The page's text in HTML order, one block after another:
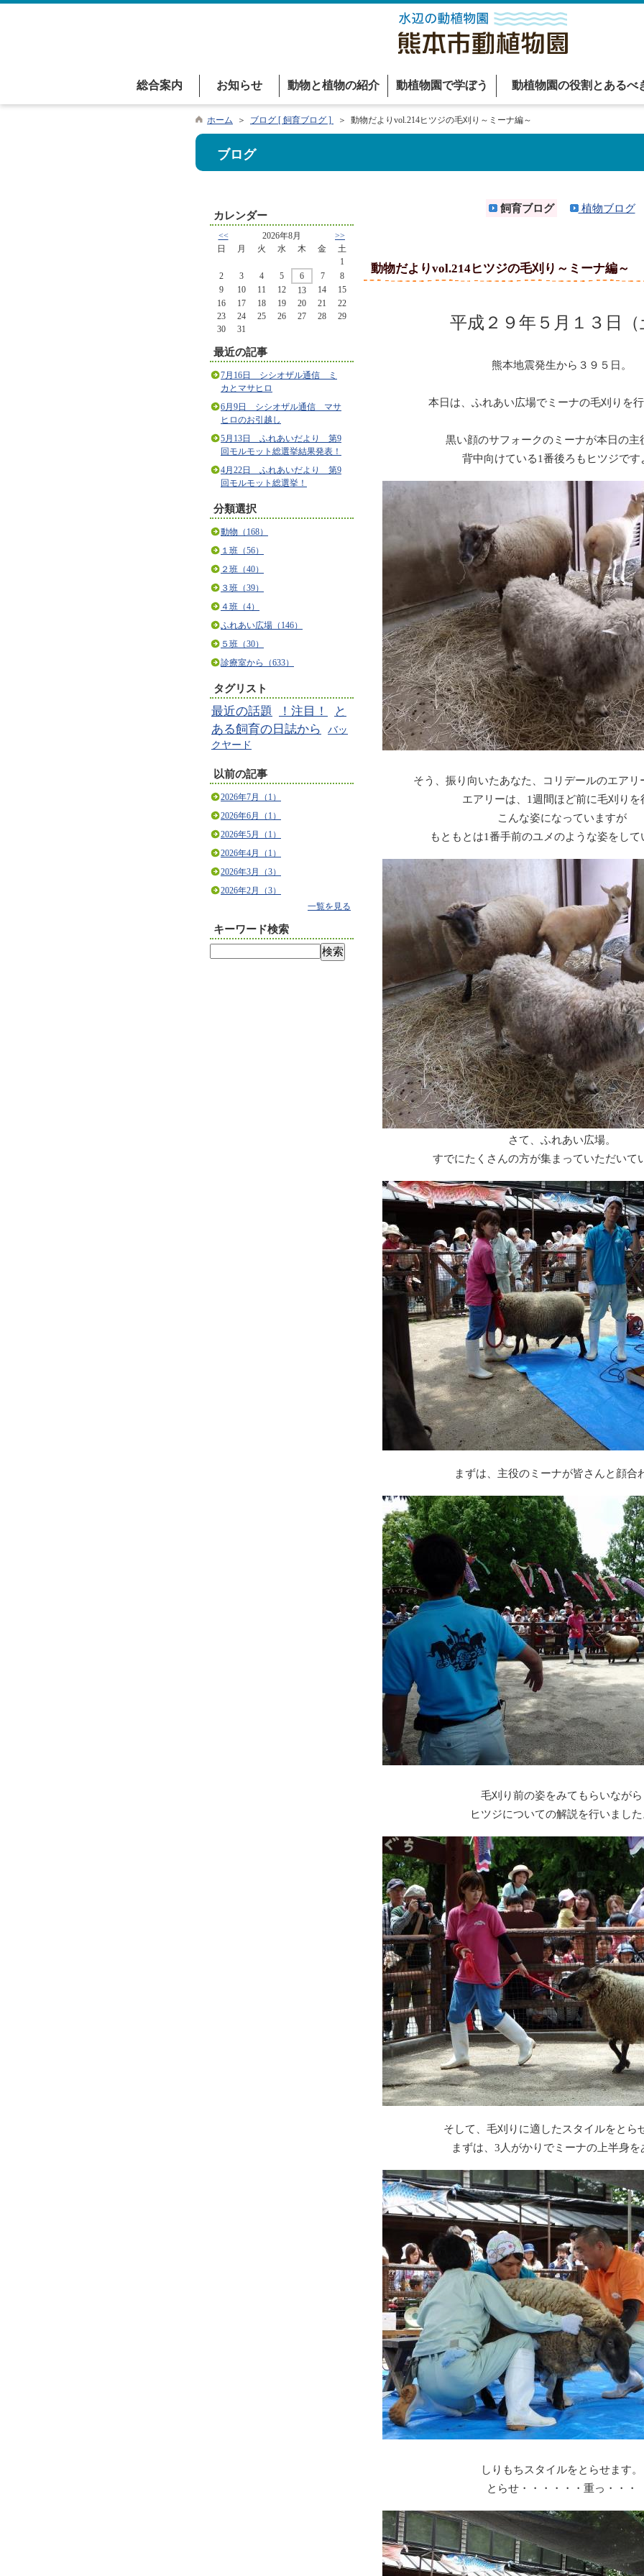
総合案内 お知らせ 動物と植物の紹介 動植物園で学ぼう 動植物園の役割とあるべ
ホーム ＞ ブログ [ 飼育ブログ ] ＞ 動物だよりvol.214ヒツジの毛刈り～ミーナ編～
ブログ
カレンダー
<< 2026年8月
>>
日
月 火 水 木 金
土
1
2
3 4 5 6 7
8
9
10 11 12 13 14
15
16
17 18 19 20 21
22
23
24 25 26 27 28
29
30
31
最近の記事
7月16日 シシオザル通信 ミ
カとマサヒロ
6月9日 シシオザル通信 マサ
ヒロのお引越し
5月13日 ふれあいだより 第9
回モルモット総選挙結果発表！
4月22日 ふれあいだより 第9
回モルモット総選挙！
分類選択
動物（168）
１班（56）
２班（40）
３班（39）
４班（4）
ふれあい広場（146）
５班（30）
診療室から（633）
タグリスト
最近の話題 ！注目！
と
ある飼育の日誌から
バッ
クヤード
以前の記事
2026年7月（1）
2026年6月（1）
2026年5月（1）
2026年4月（1）
2026年3月（3）
2026年2月（3）
一覧を見る
キーワード検索
飼育ブログ 植物ブログ
動物だよりvol.214ヒツジの毛刈り～ミーナ編～
平成２９年５月１３日（
熊本地震発生から３９５日。
本日は、ふれあい広場でミーナの毛刈りを
黒い顔のサフォークのミーナが本日の主
背中向けている1番後ろもヒツジで
そう、振り向いたあなた、コリデールのエアリ
エアリーは、1週間ほど前に毛刈りを
こんな姿になっていますが
もともとは1番手前のユメのような姿をして
さて、ふれあい広場。
すでにたくさんの方が集まっていただいて
まずは、主役のミーナが皆さんと顔合
毛刈り前の姿をみてもらいながら
ヒツジについての解説を行いまし
そして、毛刈りに適したスタイルをとら
まずは、3人がかりでミーナの上半身を
しりもちスタイルをとらせます。
とらせ・・・・・・重っ・・・